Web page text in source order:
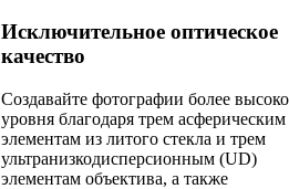
Исключительное оптическое
качество
Создавайте фотографии более
уровня благодаря трем асферическим
элементам из литого стекла и трем
ультранизкодисперсионным (UD)
элементам объектива, а также